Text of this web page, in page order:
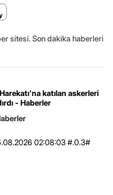
sitesi. Son dakika haberleri
katılan askerleri
- Haberler
02:08:03 #.0.3#